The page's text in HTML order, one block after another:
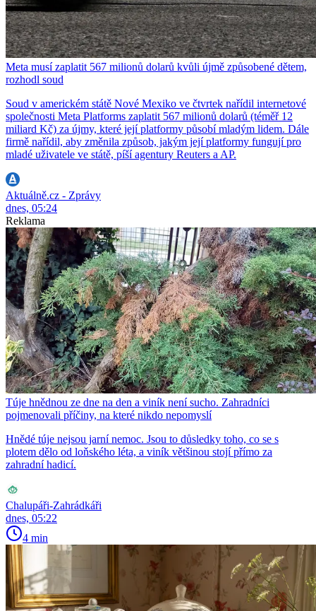
Meta musí zaplatit 567 milionů dolarů kvůli újmě způsobené dětem,
rozhodl soud
Soud v americkém státě Nové Mexiko ve čtvrtek nařídil internetové
společnosti Meta Platforms zaplatit 567 milionů dolarů (téměř 12
miliard Kč) za újmy, které její platformy působí mladým lidem. Dále
firmě nařídil, aby změnila způsob, jakým její platformy fungují pro
mladé uživatele ve státě, píší agentury Reuters a AP.
Aktuálně.cz - Zprávy
dnes, 05:24
Reklama
Túje hnědnou ze dne na den a viník není sucho. Zahradníci
pojmenovali příčiny, na které nikdo nepomyslí
Hnědé túje nejsou jarní nemoc. Jsou to důsledky toho, co se s
plotem dělo od loňského léta, a viník většinou stojí přímo za
zahradní hadicí.
Chalupáři-Zahrádkáři
dnes, 05:22
4 min